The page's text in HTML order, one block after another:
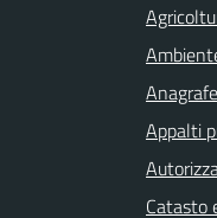
Appalti
Catasto